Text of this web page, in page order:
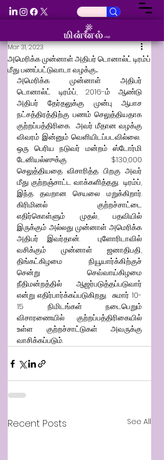
அமெரிக்க முன்னாள் அதிபர் டொனால்ட் டிரம்ப்
மீது பணப்பட்டுவாடா வழக்கு.
Mar 31, 2023
அமெரிக்க முன்னாள் அதிபர்
டொனால்ட் டிரம்ப், 2016-ம் ஆண்டு
அதிபர் தேர்தலுக்கு முன்பு ஆபாச
நட்சத்திரத்திற்கு பணம் செலுத்தியதாக
குற்றப்பத்திரிகை.  அவர் மீதான வழக்கு
விவரம் இன்னும் வெளியிடப்படவில்லை.
ஒரு பெரிய நடுவர் மன்றம் ஸ்டோர்மி
டேனியல்ஸுக்கு $130,000
செலுத்தியதை விசாரித்த பிறகு அவர்
மீது குற்றஞ்சாட்ட வாக்களித்தது.  டிரம்ப்,
இந்த தவறான செயலை மறுக்கிறார்.
கிரிமினல் குற்றச்சாட்டை
எதிர்கொள்ளும் முதல், பதவியில்
இருக்கும் அல்லது முன்னாள் அமெரிக்க
அதிபர் இவர்தான்.  புளோரிடாவில்
வசிக்கும் முன்னாள் ஜனாதிபதி,
திங்கட்கிழமை நியூயார்க்கிற்குச்
சென்று செவ்வாய்கிழமை
நீதிமன்றத்தில் ஆஜர்படுத்தப்படுவார்
என்று எதிர்பார்க்கப்படுகிறது.  சுமார் 10-
15 நிமிடங்கள் நடைபெறும்
விசாரணையில் குற்றப்பத்திரிகையில்
உள்ள குற்றச்சாட்டுகள் அவருக்கு
வாசிக்கப்படும்.
Recent Posts See All